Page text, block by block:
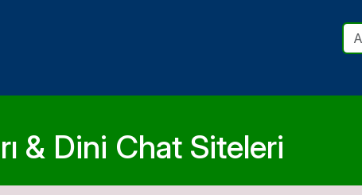
& Dini Chat Siteleri